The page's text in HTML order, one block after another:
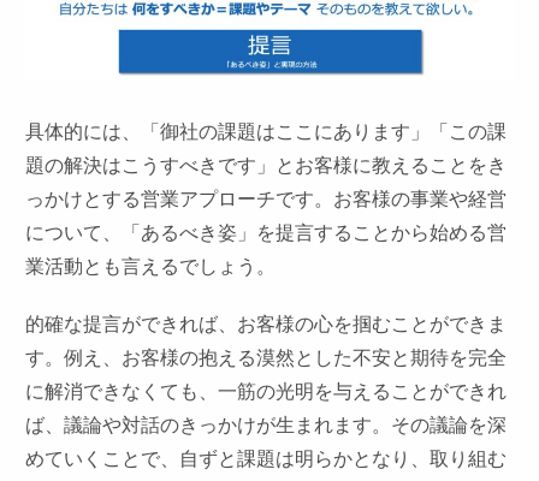
具体的には、「御社の課題はここにあります」「この課
題の解決はこうすべきです」とお客様に教えることをき
っかけとする営業アプローチです。お客様の事業や経営
について、「あるべき姿」を提言することから始める営
業活動とも言えるでしょう。
的確な提言ができれば、お客様の心を掴むことができま
す。例え、お客様の抱える漠然とした不安と期待を完全
に解消できなくても、一筋の光明を与えることができれ
ば、議論や対話のきっかけが生まれます。その議論を深
めていくことで、自ずと課題は明らかとなり、取り組む